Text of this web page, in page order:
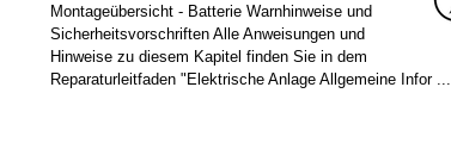
Montageübersicht - Batterie Warnhinweise und
Sicherheitsvorschriften Alle Anweisungen und
Hinweise zu diesem Kapitel finden Sie in dem
Reparaturleitfaden "Elektrische Anlage Allgemeine Infor ...